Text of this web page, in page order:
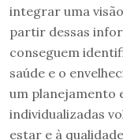
integrar uma
partir dessas
conseguem
saúde e o
um planejamento
individualizadas
estar e à